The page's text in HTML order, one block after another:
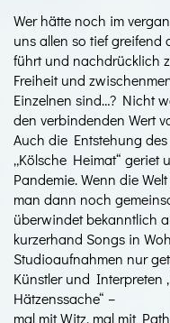
Wer hätte noch im
uns allen so tief greifend
führt und nachdrücklich
Freiheit und
Einzelnen sind…? Nicht
den verbindenden Wert
Auch die Entstehung
„Kölsche Heimat“ geriet
Pandemie. Wenn die
man dann noch
überwindet bekanntlich
kurzerhand Songs in
Studioaufnahmen nur
Künstler und Interpreten
Hätzenssache“ –
mal mit Witz, mal mit